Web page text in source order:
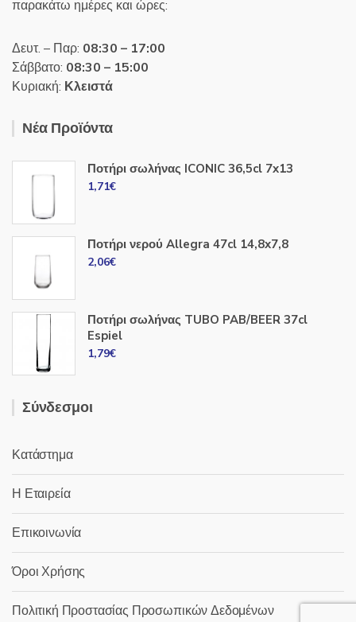
παρακάτω ημέρες και ώρες:
Δευτ. – Παρ: 08:30 – 17:00
Σάββατο: 08:30 – 15:00
Κυριακή: Κλειστά
Νέα Προϊόντα
Ποτήρι σωλήνας ICONIC 36,5cl 7x13
1,71€
Ποτήρι νερού Allegra 47cl 14,8x7,8
2,06€
Ποτήρι σωλήνας TUBO PAB/BEER 37cl
Espiel
1,79€
Σύνδεσμοι
Κατάστημα
Η Εταιρεία
Επικοινωνία
Όροι Χρήσης
Πολιτική Προστασίας Προσωπικών Δεδομένων